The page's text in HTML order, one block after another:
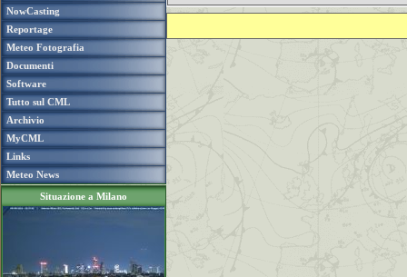
NowCasting
Reportage
Meteo Fotografia
Documenti
Software
Tutto sul CML
Archivio
MyCML
Links
Meteo News
Situazione a Milano